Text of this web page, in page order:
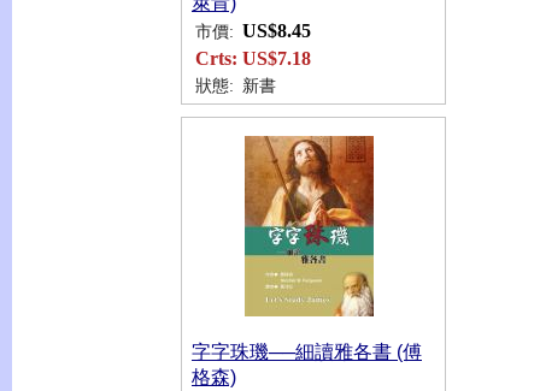
市價: US$8.45
Crts: US$7.18
狀態: 新書
字字珠璣──細讀雅各書 (傅
格森)